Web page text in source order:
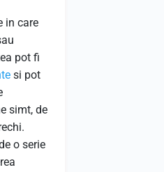
in care
pot fi
si pot
simt, de
o serie